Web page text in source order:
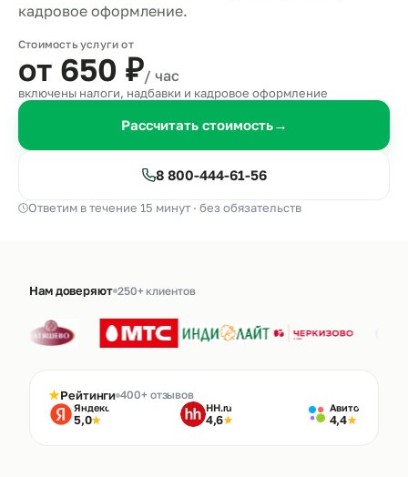
кадровое оформление.
Стоимость услуги от
от 650 ₽/ час
включены налоги, надбавки и кадровое оформление
Рассчитать стоимость→
8 800-444-61-56
Ответим в течение 15 минут · без обязательств
Нам доверяют 250+ клиентов
★Рейтинги 400+ отзывов
Яндекс
5,0★
HH.ru
4,6★
Авито
4,4★